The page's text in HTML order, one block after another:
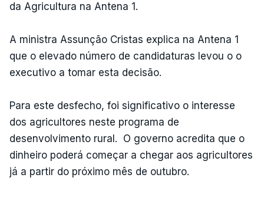
da Agricultura na Antena 1.
A ministra Assunção Cristas explica na Antena 1
que o elevado número de candidaturas levou o o
executivo a tomar esta decisão.
Para este desfecho, foi significativo o interesse
dos agricultores neste programa de
desenvolvimento rural. O governo acredita que o
dinheiro poderá começar a chegar aos agricultores
já a partir do próximo mês de outubro.